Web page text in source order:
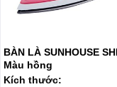
BÀN LÀ SUNHOUSE SHD1072-
Màu hồng
Kích thước: